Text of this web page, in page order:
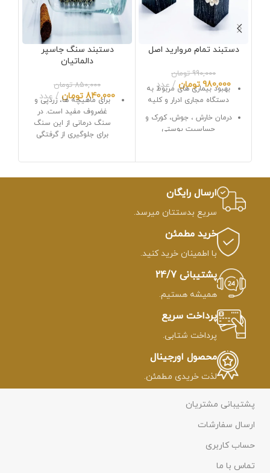
دستبند تمام مروارید اصل
990,000 تومان
980,000 تومان عدد
بهبود بیماری های مربوط به
دستگاه مجاری ادرار و کلیه
درمان خارش ، جوش، کورک و
حساسیت پوستی
دور کردن حس غم و اندوه
دستبند مروارید اصل گزینه
خوبیه تا بتونی صدف رو
همراهت داشته باشی
دستبند مروارید اصل↓
دستبند سنگ جاسپر
دالماتیان
850,000 تومان
840,000 تومان عدد
برای ماهیچه ها، زردپی و
غضروف مفید است. در
سنگ درمانی از این سنگ
برای جلوگیری از گرفتگی
برای رفع مشکلات مختلف
ارسال رایگان
سریع بدستتان میرسد.
خرید مطمئن
با اطمینان خرید کنید.
پشتیبانی 24/7
همیشه هستیم.
پرداخت سریع
پرداخت شتابی.
محصول اورجینال
لذت خریدی مطمئن.
پشتیبانی مشتریان
ارسال سفارشات
حساب کاربری
تماس با ما